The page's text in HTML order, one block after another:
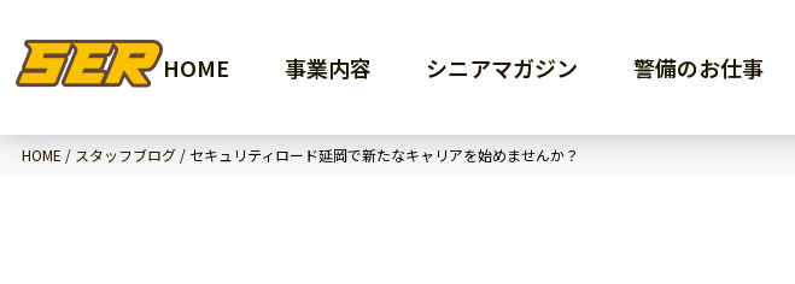
HOME 事業内容 シニアマガジン 警備のお仕事
HOME / スタッフブログ / セキュリティロード延岡で新たなキャリアを始めませんか？